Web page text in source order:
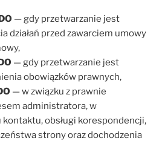
— gdy przetwarzanie jest
działań przed zawarciem umowy
— gdy przetwarzanie jest
obowiązków prawnych,
— w związku z prawnie
administratora, w
obsługi korespondencji,
strony oraz dochodzenia